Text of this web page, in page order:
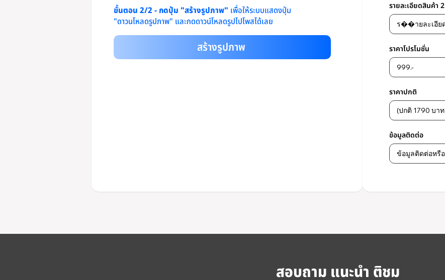
ขั้นตอน 2/2 - กดปุ่ม "สร้างรูปภาพ" เพื่อให้ระบบแสดงปุ่ม
"ดาวนโหลดรูปภาพ" และกดดาวน์โหลดรูปไปโพสได้เลย
สร้างรูปภาพ
รายละเอียดสินค้า 2
ราคาโปรโมชั่น
ราคาปกติ
ข้อมูลติดต่อ
สอบถาม แนะนำ ติชม